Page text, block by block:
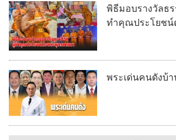
พิธีมอบรางวัลธ
ทำคุณประโยชน์
พระเด่นคนดังบ้